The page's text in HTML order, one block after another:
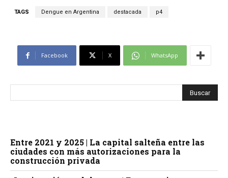
TAGS Dengue en Argentina destacada p4
Facebook X WhatsApp
Entre 2021 y 2025 | La capital salteña entre las
ciudades con más autorizaciones para la
construcción privada